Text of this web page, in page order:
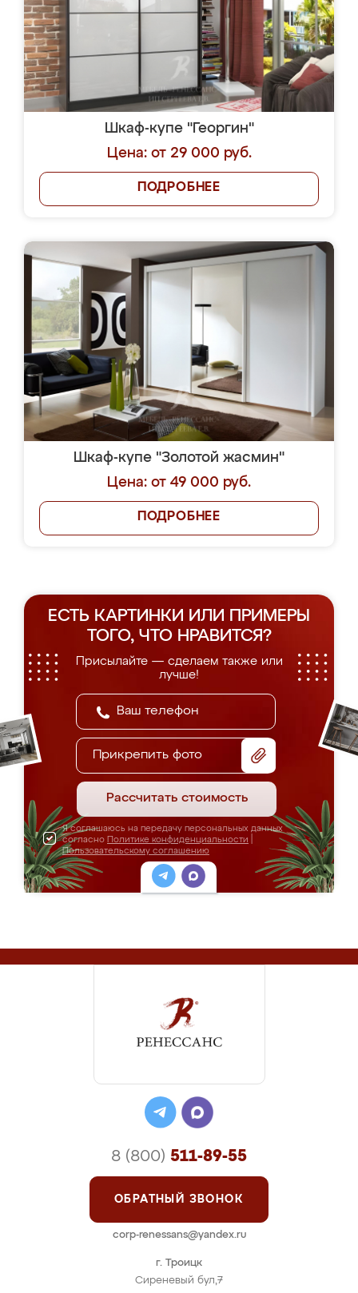
Шкаф-купе "Георгин"
Цена: от 29 000 руб.
ПОДРОБНЕЕ
Шкаф-купе "Золотой жасмин"
Цена: от 49 000 руб.
ПОДРОБНЕЕ
ЕСТЬ КАРТИНКИ ИЛИ ПРИМЕРЫ
ТОГО, ЧТО НРАВИТСЯ?
Присылайте — сделаем также или
лучше!
Прикрепить фото
Рассчитать стоимость
Я соглашаюсь на передачу персональных данных
согласно Политике конфиденциальности
Пользовательскому соглашению
г. Троицк
Сиреневый бул,7
8 (800) 511-89-55
ОБРАТНЫЙ ЗВОНОК
corp-renessans@yandex.ru